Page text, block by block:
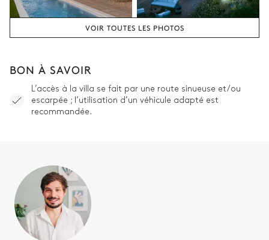
VOIR TOUTES LES PHOTOS
BON À SAVOIR
L’accès à la villa se fait par une route sinueuse et/ou
escarpée ; l’utilisation d’un véhicule adapté est
recommandée.